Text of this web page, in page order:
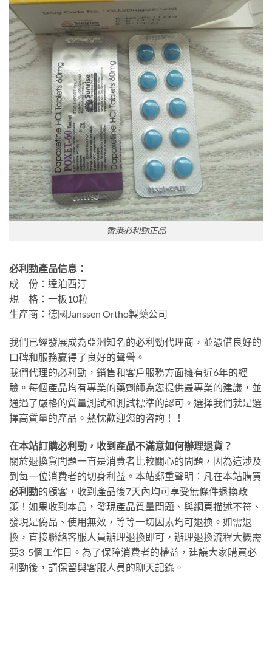
香港必利勁正品
必利勁產品信息：
成 份：達泊西汀
規 格：一板10粒
生產商：德國Janssen Ortho製藥公司
我們已經發展成為亞洲知名的必利勁代理商，並憑借良好的
口碑和服務贏得了良好的聲譽。
我們代理的必利勁，銷售和客戶服務方面擁有近6年的經
驗。每個產品均有專業的藥劑師為您提供最專業的建議，並
通過了嚴格的質量測試和測試標準的認可。選擇我們就是選
擇高質量的產品。熱忱歡迎您的咨詢！！
在本站訂購必利勁，收到產品不滿意如何辦理退貨？
關於退換貨問題一直是消費者比較關心的問題，因為這涉及
到每一位消費者的切身利益。本站鄭重聲明：凡在本站購買
必利勁的顧客，收到產品後7天內均可享受無條件退換政
策！如果收到本品，發現產品質量問題、與網頁描述不符、
發現是偽品、使用無效，等等一切因素均可退換。如需退
換，直接聯絡客服人員辦理退換即可，辦理退換流程大概需
要3-5個工作日。為了保障消費者的權益，建議大家購買必
利勁後，請保留與客服人員的聊天記錄。